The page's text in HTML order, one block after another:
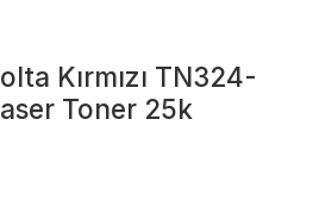
Kırmızı TN324-
Toner 25k